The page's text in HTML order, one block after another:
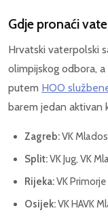
Gdje pronaći
Hrvatski vaterpolski
olimpijskog odbora,
putem HOO
barem jedan aktivan
Zagreb:VK
Split:VK Jug, VK
Rijeka:VK Primorje
Osijek:VK HAVK